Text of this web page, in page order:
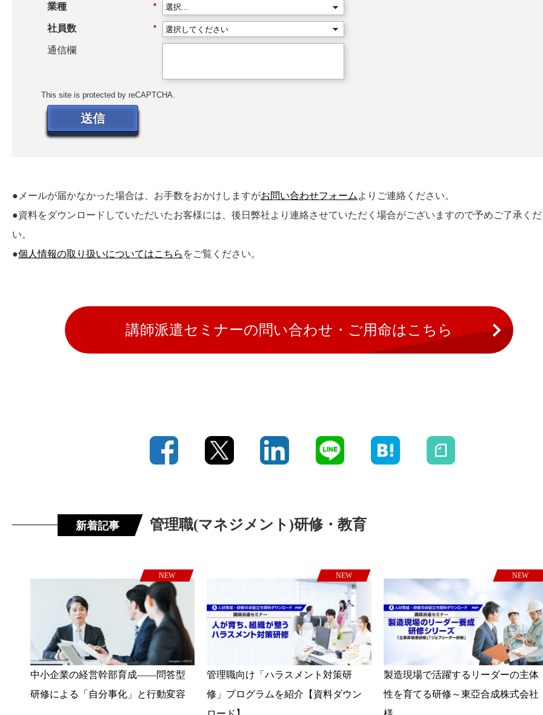
*
業種
*
社員数
通信欄
This site is protected by reCAPTCHA.
送信
●メールが届かなかった場合は、お手数をおかけしますがお問い合わせフォーム よりご連絡ください。
●資料をダウンロードしていただいたお客様には、後日弊社より連絡させていただく場合がございますので予めご了承く
い。
●個人情報の取り扱いについてはこちら をご覧ください。
講師派遣セミナーの問い合わせ・ご用命はこちら
新着記事 管理職(マネジメント)研修・教育
NEW
中小企業の経営幹部育成――問答型
研修による「自分事化」と行動変容
NEW
管理職向け「ハラスメント対策研
修」プログラムを紹介【資料ダウン
NEW
製造現場で活躍するリーダーの主体
性を育てる研修～東亞合成株式会社